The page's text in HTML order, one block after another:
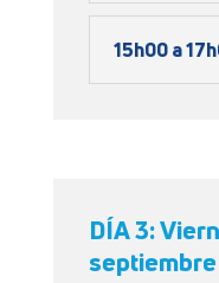
15h00 a
DÍA 3: